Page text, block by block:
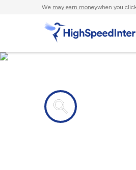
We may earn moneywhen you